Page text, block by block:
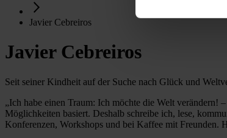
Javier Cebreiros
Javier Cebreiros
Seit seiner Kindheit auf der Suche nach Glück und
„Ich habe einen Traum: Ich möchte die Welt
Möglichkeiten basiert. Deshalb schreibe ich, lese,
Konferenzen, Workshops und bei Kaffee mit Freunden.